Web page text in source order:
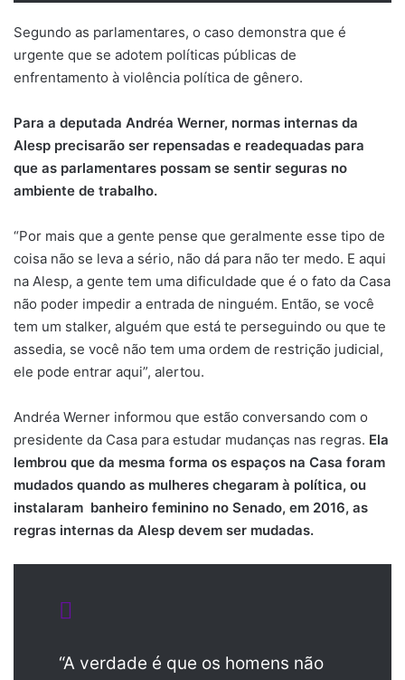
Segundo as parlamentares, o caso demonstra que é
urgente que se adotem políticas públicas de
enfrentamento à violência política de gênero.
Para a deputada Andréa Werner, normas internas da
Alesp precisarão ser repensadas e readequadas para
que as parlamentares possam se sentir seguras no
ambiente de trabalho.
“Por mais que a gente pense que geralmente esse tipo de
coisa não se leva a sério, não dá para não ter medo. E aqui
na Alesp, a gente tem uma dificuldade que é o fato da Casa
não poder impedir a entrada de ninguém. Então, se você
tem um stalker, alguém que está te perseguindo ou que te
assedia, se você não tem uma ordem de restrição judicial,
ele pode entrar aqui”, alertou.
Andréa Werner informou que estão conversando com o
presidente da Casa para estudar mudanças nas regras. Ela
lembrou que da mesma forma os espaços na Casa foram
mudados quando as mulheres chegaram à política, ou
instalaram banheiro feminino no Senado, em 2016, as
regras internas da Alesp devem ser mudadas.
“A verdade é que os homens não